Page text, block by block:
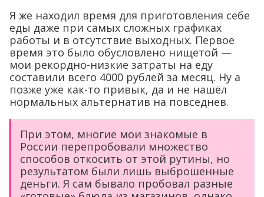
Я же находил время для приготовления себе
еды даже при самых сложных графиках
работы и в отсутствие выходных. Первое
время это было обусловлено нищетой —
мои рекордно-низкие затраты на еду
составили всего 4000 рублей за месяц. Ну а
позже уже как-то привык, да и не нашёл
нормальных альтернатив на повседнев.
При этом, многие мои знакомые в
России перепробовали множество
способов откосить от этой рутины, но
результатом были лишь выброшенные
деньги. Я сам бывало пробовал разные